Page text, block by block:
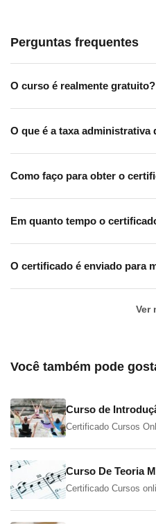
Perguntas frequentes
O curso é realmente gratuito?
O que é a taxa administrativa
Como faço para obter o
Em quanto tempo o
O certificado é enviado para
Ver
Você também pode
Curso de
Certificado Cursos
Curso De Teoria
Certificado Cursos